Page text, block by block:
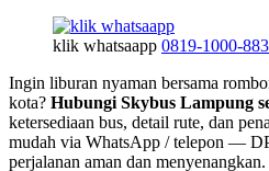
klik whatsaapp 0819-1000-
Ingin liburan nyaman bersama
kota? Hubungi Skybus Lampung
ketersediaan bus, detail rute, dan
mudah via WhatsApp / telepon —
perjalanan aman dan menyenangkan.